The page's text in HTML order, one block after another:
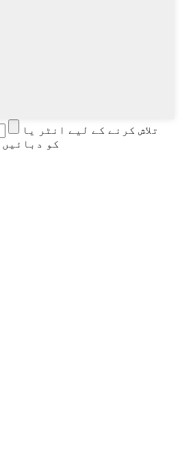
تلاش کرنے کے لیے انٹر یا
بند کرنے کے لیے ESC کو دبائیں۔